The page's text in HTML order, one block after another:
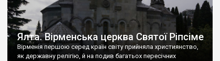
Ялта. Вірменська церква Святої Ріпсіме
Вірменія першою серед країн світу прийняла християнство,
як державну релігію, й на подив багатьох пересічних